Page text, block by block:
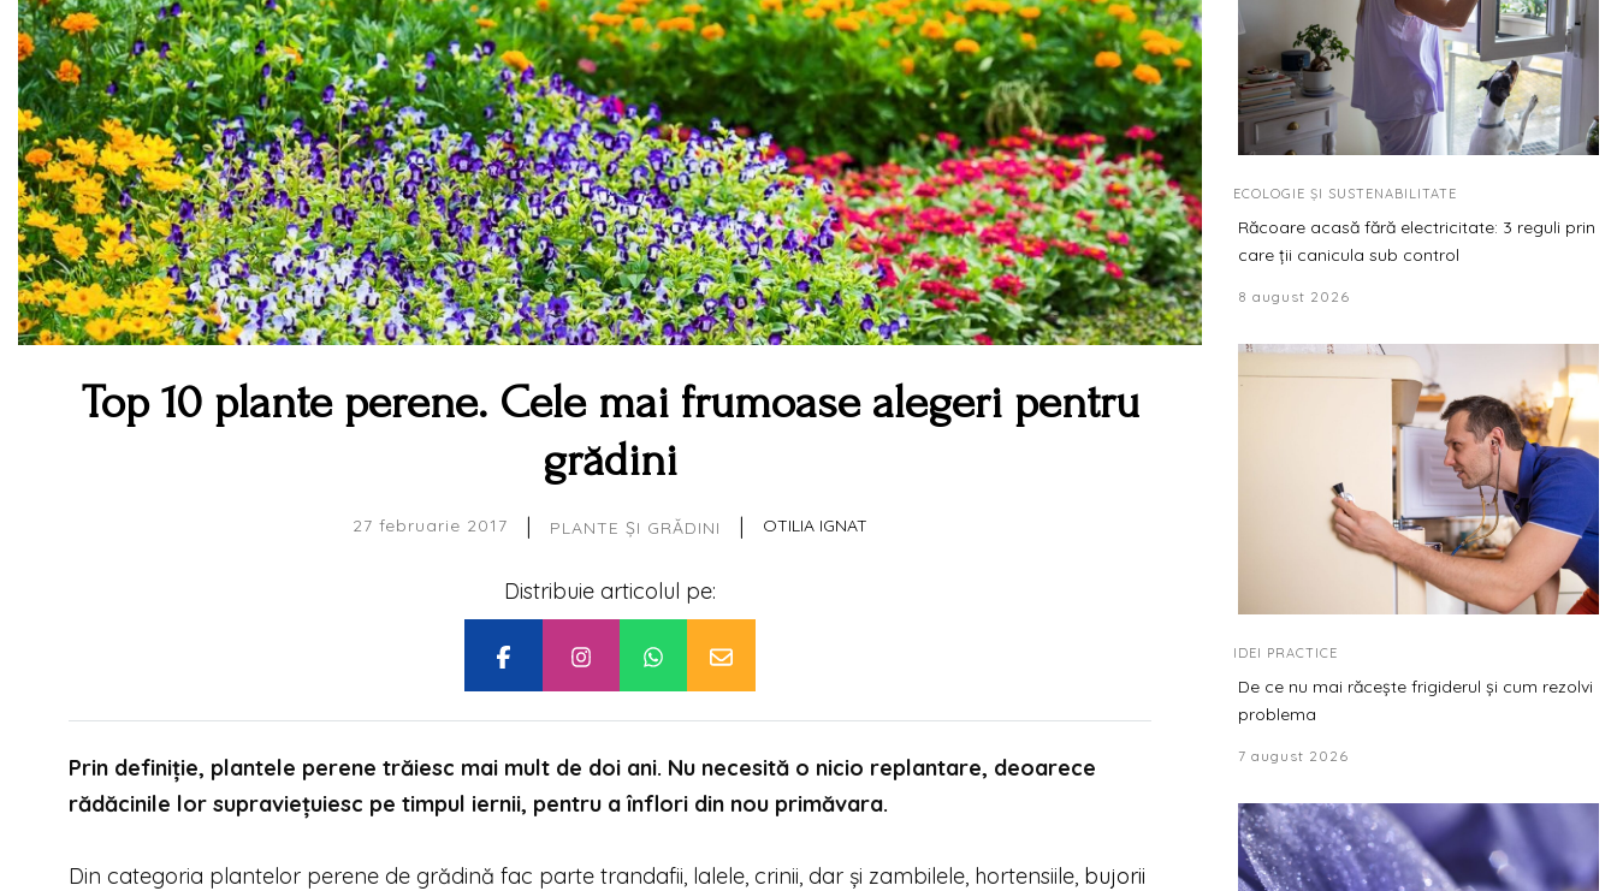
Top 10 plante perene. Cele mai frumoase alegeri pentru
grădini
27 februarie 2017 | PLANTE ȘI GRĂDINI | OTILIA IGNAT
Distribuie articolul pe:
Prin definiție, plantele perene trăiesc mai mult de doi ani. Nu necesită o nicio replantare, deoarece
rădăcinile lor supraviețuiesc pe timpul iernii, pentru a înflori din nou primăvara.
Din categoria plantelor perene de grădină fac parte trandafii, lalele, crinii, dar și zambilele, hortensiile, bujorii
ECOLOGIE ȘI SUSTENABILITATE
Răcoare acasă fără electricitate: 3 reguli prin
care ții canicula sub control
8 august 2026
IDEI PRACTICE
De ce nu mai răcește frigiderul și cum rezolvi
problema
7 august 2026